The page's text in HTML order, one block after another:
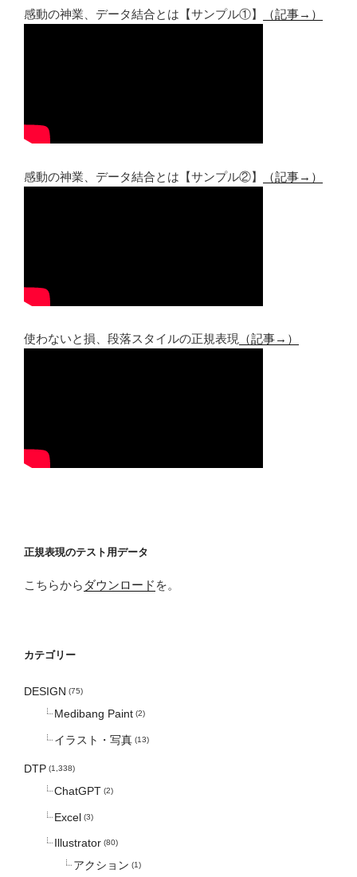
感動の神業、データ結合とは【サンプル①】 （記事→）
感動の神業、データ結合とは【サンプル②】 （記事→）
使わないと損、段落スタイルの正規表現 （記事→）
正規表現のテスト用データ
こちらから ダウンロード を。
カテゴリー
DESIGN (75)
Medibang Paint (2)
イラスト・写真 (13)
DTP (1,338)
ChatGPT (2)
Excel (3)
Illustrator (80)
アクション (1)